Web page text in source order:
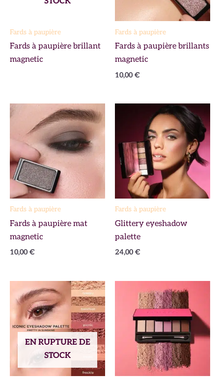
Fards à paupière
Fards à paupière brillant
magnetic
Fards à paupière
Fards à paupière brillants
magnetic
10,00 €
Fards à paupière
Fards à paupière mat
magnetic
10,00 €
Fards à paupière
Glittery eyeshadow
palette
24,00 €
EN RUPTURE DE
STOCK